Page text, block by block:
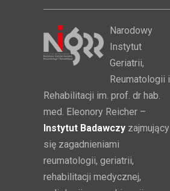
Narodowy
Instytut
Geriatrii,
Reumatologii i
Rehabilitacji im. prof. dr hab.
med. Eleonory Reicher –
Instytut Badawczy zajmujący
się zagadnieniami
reumatologii, geriatrii,
rehabilitacji medycznej,